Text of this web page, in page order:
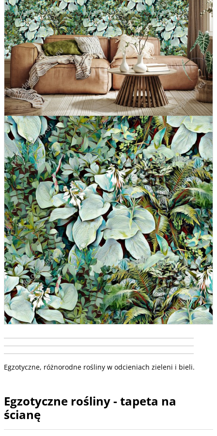
Egzotyczne, różnorodne rośliny w odcieniach zieleni i bieli.
Egzotyczne rośliny - tapeta na
ścianę